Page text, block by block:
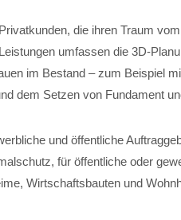
die ihren Traum
umfassen die 3D-
im Bestand – zum Beispiel
dem Setzen von Fundament
und öffentliche
für öffentliche oder
Wirtschaftsbauten und